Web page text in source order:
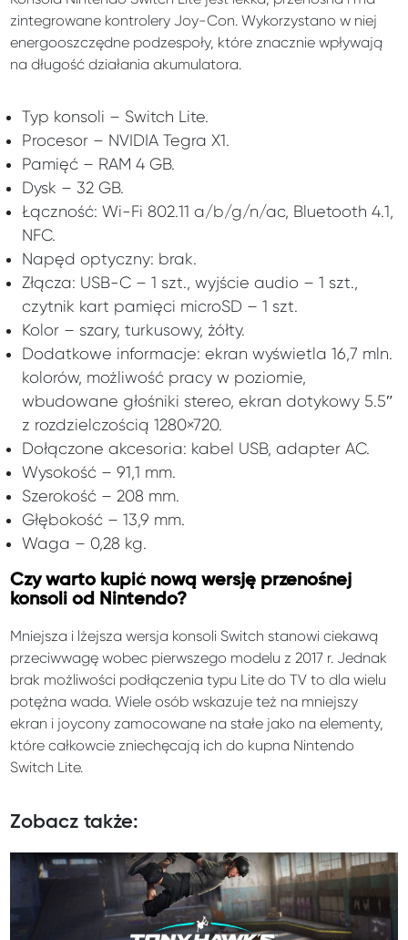
zintegrowane kontrolery Joy-Con. Wykorzystano w niej
energooszczędne podzespoły, które znacznie wpływają
na długość działania akumulatora.
Typ konsoli – Switch Lite.
Procesor – NVIDIA Tegra X1.
Pamięć – RAM 4 GB.
Dysk – 32 GB.
Łączność: Wi-Fi 802.11 a/b/g/n/ac, Bluetooth 4.1,
NFC.
Napęd optyczny: brak.
Złącza: USB-C – 1 szt., wyjście audio – 1 szt.,
czytnik kart pamięci microSD – 1 szt.
Kolor – szary, turkusowy, żółty.
Dodatkowe informacje: ekran wyświetla 16,7 mln.
kolorów, możliwość pracy w poziomie,
wbudowane głośniki stereo, ekran dotykowy 5.5″
z rozdzielczością 1280×720.
Dołączone akcesoria: kabel USB, adapter AC.
Wysokość – 91,1 mm.
Szerokość – 208 mm.
Głębokość – 13,9 mm.
Waga – 0,28 kg.
Czy warto kupić nową wersję przenośnej
konsoli od Nintendo?
Mniejsza i lżejsza wersja konsoli Switch stanowi ciekawą
przeciwwagę wobec pierwszego modelu z 2017 r. Jednak
brak możliwości podłączenia typu Lite do TV to dla wielu
potężna wada. Wiele osób wskazuje też na mniejszy
ekran i joycony zamocowane na stałe jako na elementy,
które całkowcie zniechęcają ich do kupna Nintendo
Switch Lite.
Zobacz także: